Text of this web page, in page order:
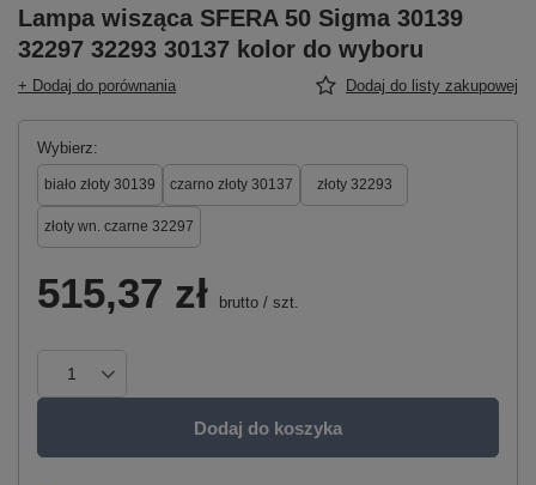
Lampa wisząca SFERA 50 Sigma 30139
32297 32293 30137 kolor do wyboru
+ Dodaj do porównania Dodaj do listy zakupowej
Wybierz
biało złoty 30139 czarno złoty 30137 złoty 32293
złoty wn. czarne 32297
515,37 zł brutto / szt.
Dodaj do koszyka